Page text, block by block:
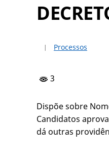
Processos
3
Dispõe sobre
Candidatos
dá outras